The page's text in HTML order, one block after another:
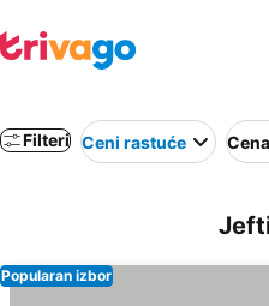
Filteri Ceni rastuće Cena
Popularan izbor